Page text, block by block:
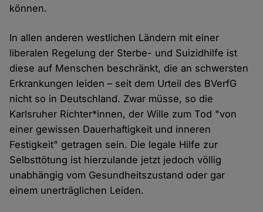
können.
In allen anderen westlichen Ländern mit einer
liberalen Regelung der Sterbe- und Suizidhilfe ist
diese auf Menschen beschränkt, die an schwersten
Erkrankungen leiden – seit dem Urteil des BVerfG
nicht so in Deutschland. Zwar müsse, so die
Karlsruher Richter*innen, der Wille zum Tod "von
einer gewissen Dauerhaftigkeit und inneren
Festigkeit" getragen sein. Die legale Hilfe zur
Selbsttötung ist hierzulande jetzt jedoch völlig
unabhängig vom Gesundheitszustand oder gar
einem unerträglichen Leiden.